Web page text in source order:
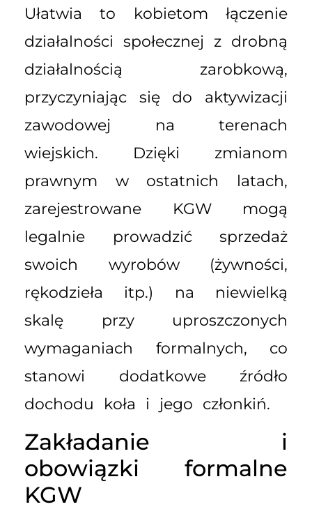
Ułatwia to kobietom łączenie
działalności społecznej z drobną
działalnością zarobkową,
przyczyniając się do aktywizacji
zawodowej na terenach
wiejskich. Dzięki zmianom
prawnym w ostatnich latach,
zarejestrowane KGW mogą
legalnie prowadzić sprzedaż
swoich wyrobów (żywności,
rękodzieła itp.) na niewielką
skalę przy uproszczonych
wymaganiach formalnych, co
stanowi dodatkowe źródło
dochodu koła i jego członkiń.
Zakładanie i
obowiązki formalne
KGW